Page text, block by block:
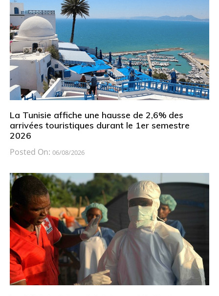
La Tunisie affiche une hausse de 2,6% des
arrivées touristiques durant le 1er semestre
2026
Posted On: 06/08/2026